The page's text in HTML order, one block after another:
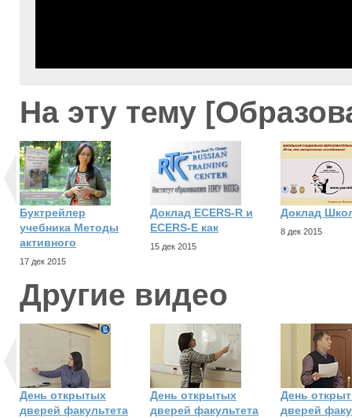
На эту тему
Буктрейлер
учебника Методы
активного
17 дек 2015
Доклад ECERS-R и
ECERS-E как
15 дек 2015
Доклад
8 дек 2015
Другие видео
День открытых
дверей факультета
День открытых
дверей факультета
День
дверей